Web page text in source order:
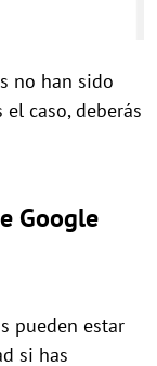
no han sido
caso, deberás
Google
pueden estar
si has